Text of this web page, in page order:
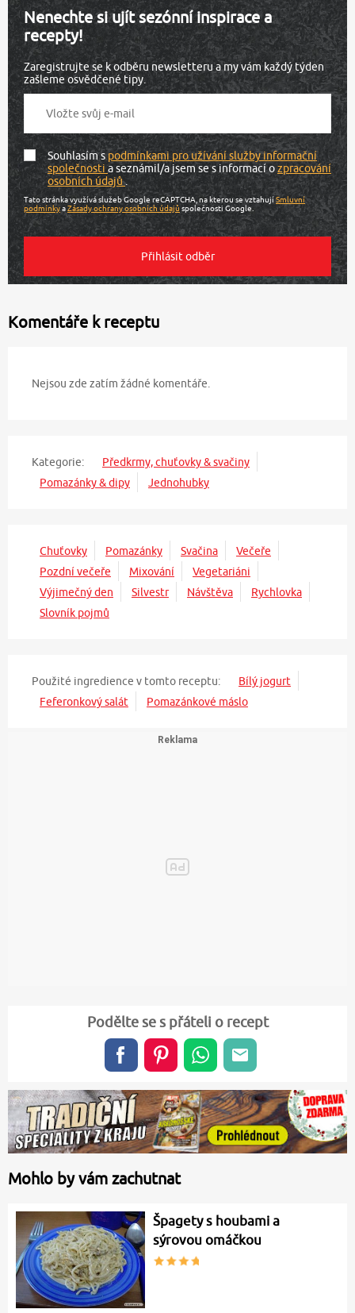
Nenechte si ujít sezónní inspirace a
recepty!
Zaregistrujte se k odběru newsletteru a my vám každý týden
zašleme osvědčené tipy.
Souhlasím spodmínkami pro užívání služby informační
společnostia seznámil/a jsem se s informací ozpracování
osobních údajů.
Tato stránka využívá služeb Google reCAPTCHA, na kterou se vztahujíSmluvní
podmínkyaZásady ochrany osobních údajů společnosti Google.
Komentáře k receptu
Nejsou zde zatím žádné komentáře.
Kategorie:
Předkrmy, chuťovky & svačiny
Pomazánky & dipy
Jednohubky
Chuťovky Pomazánky Svačina
Večeře
Pozdní večeře
Mixování
Vegetariáni
Výjimečný den
Silvestr Návštěva
Rychlovka
Slovník pojmů
Použité ingredience v tomto receptu:
Bílý jogurt
Feferonkový salát
Pomazánkové máslo
Podělte se s přáteli o recept
Mohlo by vám zachutnat
Špagety s houbami a
sýrovou omáčkou